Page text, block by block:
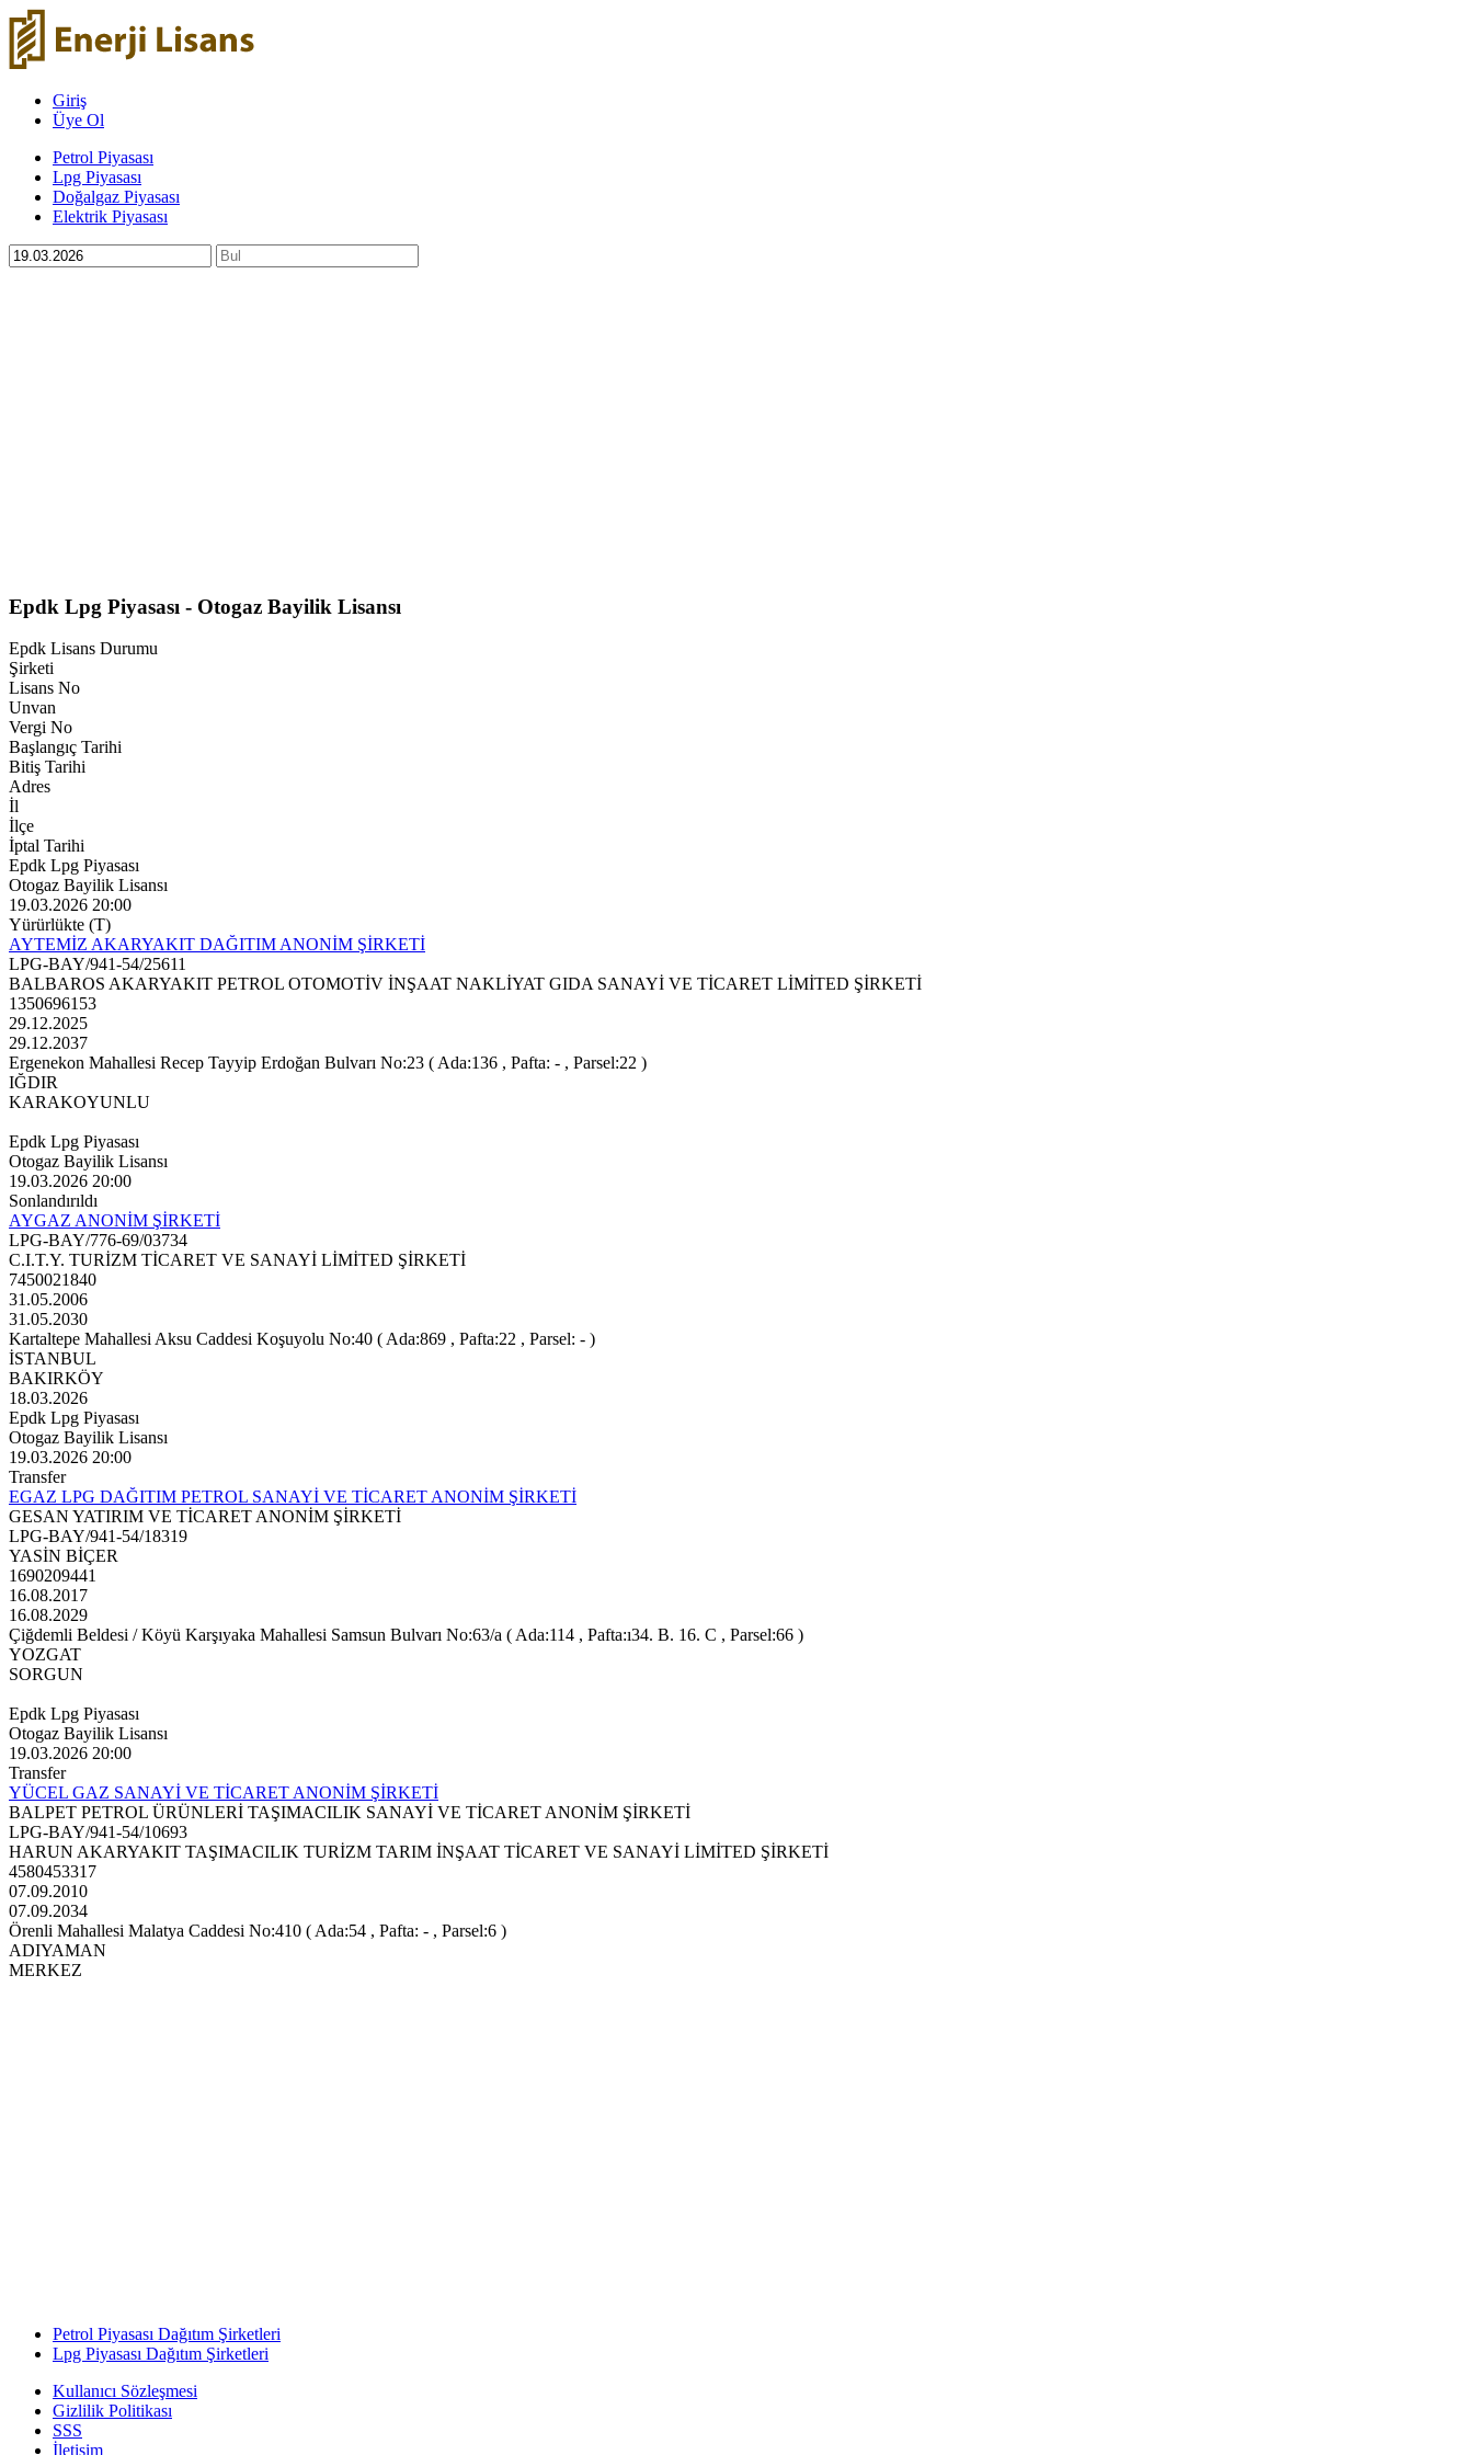
Giriş
Üye Ol
Petrol Piyasası
Lpg Piyasası
Doğalgaz Piyasası
Elektrik Piyasası
Epdk Lpg Piyasası - Otogaz Bayilik Lisansı
Epdk Lisans Durumu
Şirketi
Lisans No
Unvan
Vergi No
Başlangıç Tarihi
Bitiş Tarihi
Adres
İl
İlçe
İptal Tarihi
Epdk Lpg Piyasası
Otogaz Bayilik Lisansı
19.03.2026 20:00
Yürürlükte (T)
AYTEMİZ AKARYAKIT DAĞITIM ANONİM ŞİRKETİ
LPG-BAY/941-54/25611
BALBAROS AKARYAKIT PETROL OTOMOTİV İNŞAAT NAKLİYAT GIDA SANAYİ VE TİCARET LİMİTED ŞİRKETİ
1350696153
29.12.2025
29.12.2037
Ergenekon Mahallesi Recep Tayyip Erdoğan Bulvarı No:23 ( Ada:136 , Pafta: - , Parsel:22 )
IĞDIR
KARAKOYUNLU
Epdk Lpg Piyasası
Otogaz Bayilik Lisansı
19.03.2026 20:00
Sonlandırıldı
AYGAZ ANONİM ŞİRKETİ
LPG-BAY/776-69/03734
C.I.T.Y. TURİZM TİCARET VE SANAYİ LİMİTED ŞİRKETİ
7450021840
31.05.2006
31.05.2030
Kartaltepe Mahallesi Aksu Caddesi Koşuyolu No:40 ( Ada:869 , Pafta:22 , Parsel: - )
İSTANBUL
BAKIRKÖY
18.03.2026
Epdk Lpg Piyasası
Otogaz Bayilik Lisansı
19.03.2026 20:00
Transfer
EGAZ LPG DAĞITIM PETROL SANAYİ VE TİCARET ANONİM ŞİRKETİ
GESAN YATIRIM VE TİCARET ANONİM ŞİRKETİ
LPG-BAY/941-54/18319
YASİN BİÇER
1690209441
16.08.2017
16.08.2029
Çiğdemli Beldesi / Köyü Karşıyaka Mahallesi Samsun Bulvarı No:63/a ( Ada:114 , Pafta:ı34. B. 16. C , Parsel:66 )
YOZGAT
SORGUN
Epdk Lpg Piyasası
Otogaz Bayilik Lisansı
19.03.2026 20:00
Transfer
YÜCEL GAZ SANAYİ VE TİCARET ANONİM ŞİRKETİ
BALPET PETROL ÜRÜNLERİ TAŞIMACILIK SANAYİ VE TİCARET ANONİM ŞİRKETİ
LPG-BAY/941-54/10693
HARUN AKARYAKIT TAŞIMACILIK TURİZM TARIM İNŞAAT TİCARET VE SANAYİ LİMİTED ŞİRKETİ
4580453317
07.09.2010
07.09.2034
Örenli Mahallesi Malatya Caddesi No:410 ( Ada:54 , Pafta: - , Parsel:6 )
ADIYAMAN
MERKEZ
Petrol Piyasası Dağıtım Şirketleri
Lpg Piyasası Dağıtım Şirketleri
Kullanıcı Sözleşmesi
Gizlilik Politikası
SSS
İletişim